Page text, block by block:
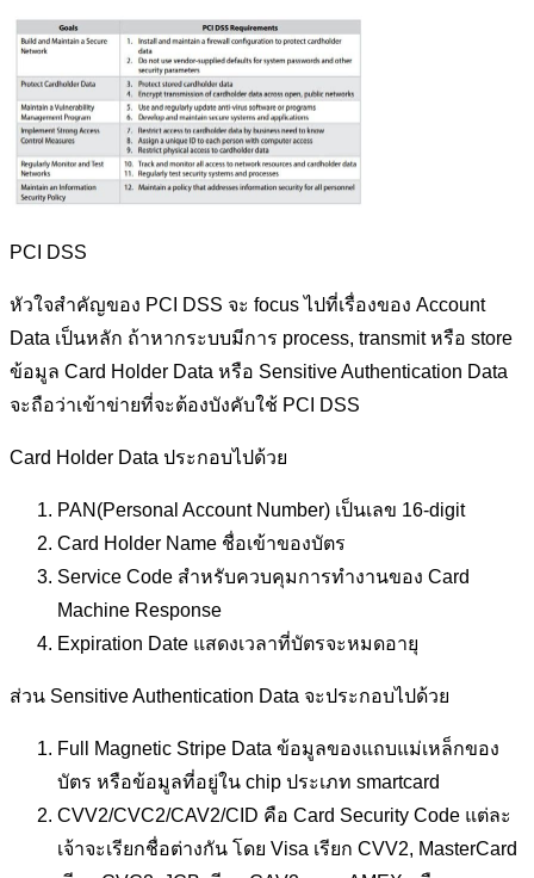
PCI DSS
หัวใจสำคัญของ PCI DSS จะ focus ไปที่เรื่องของ Account
Data เป็นหลัก ถ้าหากระบบมีการ process, transmit หรือ store
ข้อมูล Card Holder Data หรือ Sensitive Authentication Data
จะถือว่าเข้าข่ายที่จะต้องบังคับใช้ PCI DSS
Card Holder Data ประกอบไปด้วย
PAN(Personal Account Number) เป็นเลข 16-digit
Card Holder Name ชื่อเข้าของบัตร
Service Code สำหรับควบคุมการทำงานของ Card
Machine Response
Expiration Date แสดงเวลาที่บัตรจะหมดอายุ
ส่วน Sensitive Authentication Data จะประกอบไปด้วย
Full Magnetic Stripe Data ข้อมูลของแถบแม่เหล็กของ
บัตร หรือข้อมูลที่อยู่ใน chip ประเภท smartcard
CVV2/CVC2/CAV2/CID คือ Card Security Code แต่ละ
เจ้าจะเรียกชื่อต่างกัน โดย Visa เรียก CVV2, MasterCard